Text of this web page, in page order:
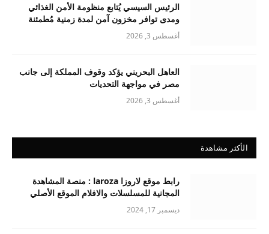
الرئيس السيسي يُتابع منظومة الأمن الغذائي
ومدى توافر مخزون آمن لمدة زمنية مُطمئنة
أغسطس 3, 2026
العاهل البحريني يؤكد وقوف المملكة إلى جانب
مصر في مواجهة التحديات
أغسطس 3, 2026
الأكثر مشاهدة
رابط موقع لاروزا laroza : منصة المشاهدة
المجانية للمسلسلات والافلام الموقع الأصلي
ديسمبر 17, 2024